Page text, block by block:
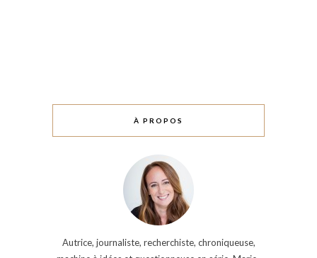
À PROPOS
Autrice, journaliste, recherchiste, chroniqueuse,